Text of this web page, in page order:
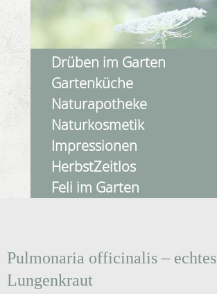
Drüben im Garten
Gartenküche
Naturapotheke
Naturkosmetik
Impressionen
HerbstZeitlos
Feli im Garten
Pulmonaria officinalis – echtes
Lungenkraut